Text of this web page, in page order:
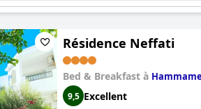
Résidence Neffati
Bed & Breakfast à
9,5 Excellent